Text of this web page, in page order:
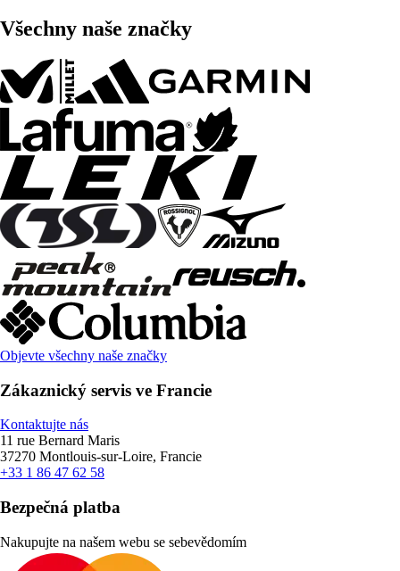
Všechny naše značky
Objevte všechny naše značky
Zákaznický servis ve Francie
Kontaktujte nás
11 rue Bernard Maris
37270 Montlouis-sur-Loire, Francie
+33 1 86 47 62 58
Bezpečná platba
Nakupujte na našem webu se sebevědomím